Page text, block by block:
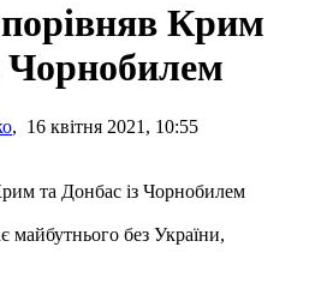
Крим
Чорнобилем
, 16 квітня 2021, 10:55
без України,